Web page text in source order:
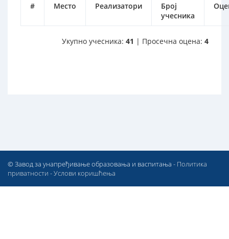
# Место Реализатори
Број
учесника
Укупно учесника: 41 | Просечна оцена: 4
© Завод за унапређивање образовања и васпитања - Политика
приватности -Услови коришћења